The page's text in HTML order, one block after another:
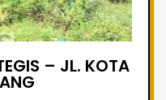
– JL. KOTA